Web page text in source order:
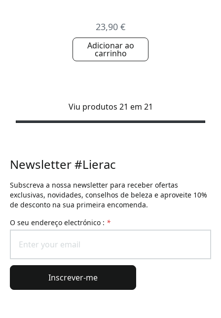
23,90 €
Adicionar ao
carrinho
Viu produtos 21 em 21
Newsletter #Lierac
Subscreva a nossa newsletter para receber ofertas
exclusivas, novidades, conselhos de beleza e aproveite 10%
de desconto na sua primeira encomenda.
O seu endereço electrónico : *
Inscrever-me